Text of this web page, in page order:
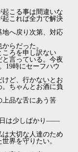
こる事は間違いな
起これば全力で解決
へ戻り次第、対応
らだった。
ころを申し訳ない
言っている。今夜
19時にセーフハウ
ど、行かないとお
ちゃんとお酒に負
上品な舌にあう筈
日は少しばかり――
大切な人達のため
界を守りたい。